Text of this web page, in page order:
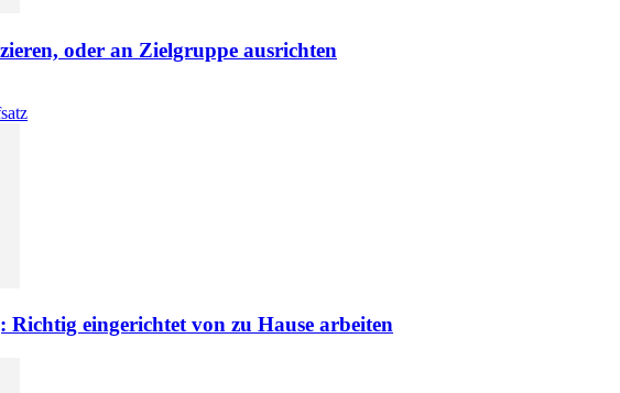
oder an Zielgruppe ausrichten
Richtig eingerichtet von zu Hause arbeiten